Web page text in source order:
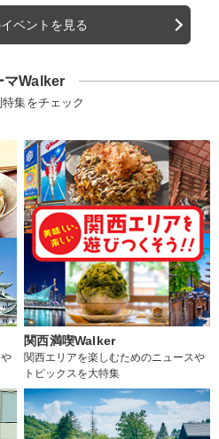
ベントを見る
マWalker
集をチェック
関西満喫Walker
関西エリアを楽しむためのニュースや
トピックスを大特集